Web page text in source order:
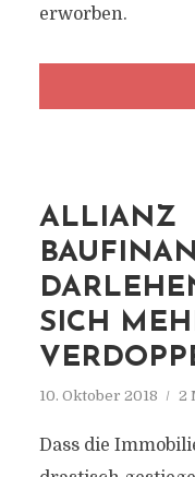
erworben.
ALLIANZ
SICH
10. Oktober 2018 2
Dass die